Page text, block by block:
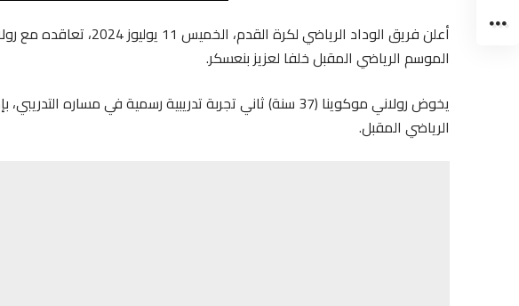
أعلن فريق الوداد الرياضي
الموسم الرياضي المقبل خلفا لعزيز بنعسكر.
يخوض رولاني موكوينا (37 سنة) ثاني تجربة تدريبية رسمية في
الرياضي المقبل.